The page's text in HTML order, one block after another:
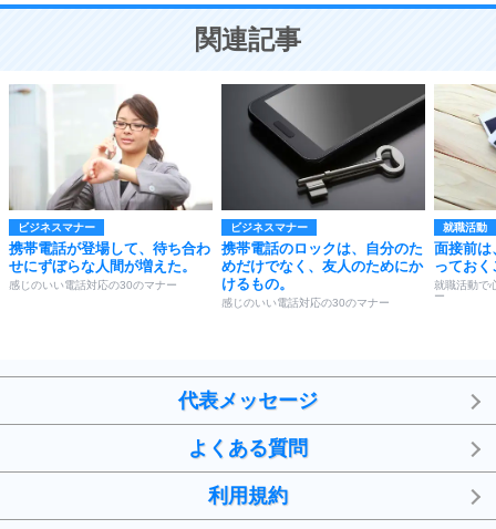
関連記事
ビジネスマナー
携帯電話が登場して、待ち合わ
せにずぼらな人間が増えた。
感じのいい電話対応の30のマナー
ビジネスマナー
携帯電話のロックは、自分のた
めだけでなく、友人のためにか
けるもの。
感じのいい電話対応の30のマナー
就職活動
面接前は
っておく
就職活動で
ー
代表メッセージ
よくある質問
利用規約